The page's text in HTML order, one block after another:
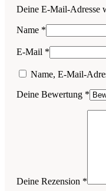
Deine E-Mail-Adresse
Name *
E-Mail *
Name, E-Mail-
Deine Bewertung *
Deine Rezension *